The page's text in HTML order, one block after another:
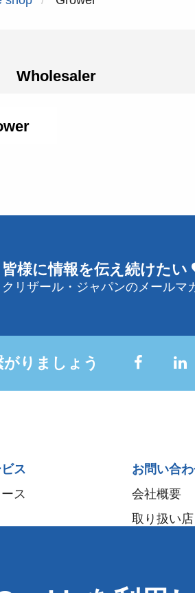
Wholesaler
皆様に情報を伝え続けたい
クリザール・ジャパンのメールマ
がりましょう
ス
ス
お問い合
会社概要
取り扱い店